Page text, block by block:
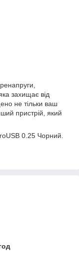
захищає від
не тільки ваш
пристрій, який
0.25 Чорний.